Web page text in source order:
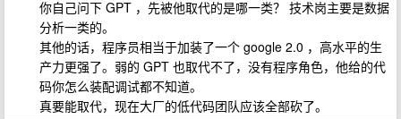
你自己问下 GPT ，先被他取代的是哪一类？ 技术岗主要是数据
分析一类的。
其他的话，程序员相当于加装了一个 google 2.0 ，高水平的生
产力更强了。弱的 GPT 也取代不了，没有程序角色，他给的代
码你怎么装配调试都不知道。
真要能取代，现在大厂的低代码团队应该全部砍了。